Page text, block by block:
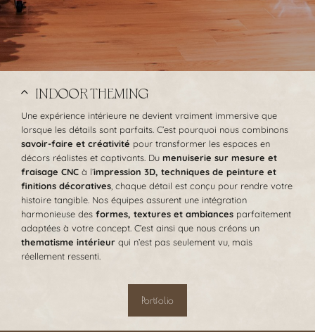
INDOOR THEMING
Une expérience intérieure ne devient vraiment immersive que
lorsque les détails sont parfaits. C’est pourquoi nous combinons
savoir-faire et créativité pour transformer les espaces en
décors réalistes et captivants. Du menuiserie sur mesure et
fraisage CNC à l’impression 3D, techniques de peinture et
finitions décoratives, chaque détail est conçu pour rendre votre
histoire tangible. Nos équipes assurent une intégration
harmonieuse des formes, textures et ambiances parfaitement
adaptées à votre concept. C’est ainsi que nous créons un
thematisme intérieur qui n’est pas seulement vu, mais
réellement ressenti.
Portfolio